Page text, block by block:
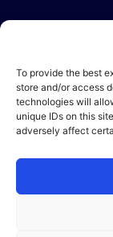
To provide the best
store and/or access
technologies will
unique IDs on this
adversely affect